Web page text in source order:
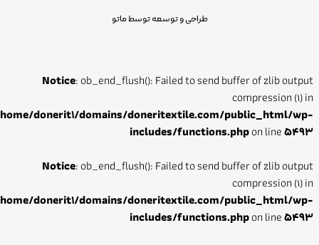
طراحی و توسعه توسط ماتو
Notice: ob_end_flush(): Failed to send buffer of zlib output
compression (1) in
/home/donerit1/domains/doneritextile.com/public_html/wp-
includes/functions.phpon line5493
Notice: ob_end_flush(): Failed to send buffer of zlib output
compression (1) in
/home/donerit1/domains/doneritextile.com/public_html/wp-
includes/functions.phpon line5493